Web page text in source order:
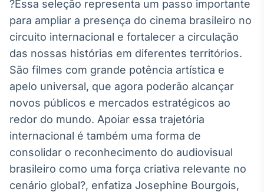
?Essa seleção representa um passo importante
para ampliar a presença do cinema brasileiro no
circuito internacional e fortalecer a circulação
das nossas histórias em diferentes territórios.
São filmes com grande potência artística e
apelo universal, que agora poderão alcançar
novos públicos e mercados estratégicos ao
redor do mundo. Apoiar essa trajetória
internacional é também uma forma de
consolidar o reconhecimento do audiovisual
brasileiro como uma força criativa relevante no
cenário global?, enfatiza Josephine Bourgois,